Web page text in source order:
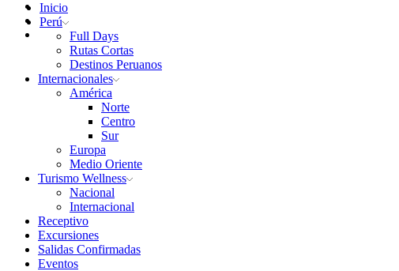
Inicio
Perú
Full Days
Rutas Cortas
Destinos Peruanos
Internacionales
América
Norte
Centro
Sur
Europa
Medio Oriente
Turismo Wellness
Nacional
Internacional
Receptivo
Excursiones
Salidas Confirmadas
Eventos